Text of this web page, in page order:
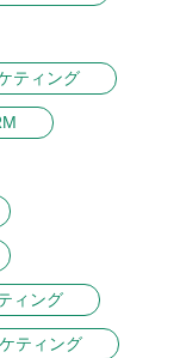
ティング
ィング
ティング